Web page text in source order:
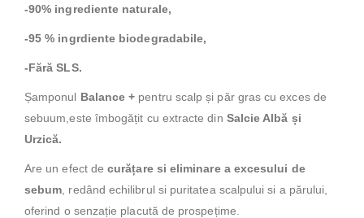
-90% ingrediente naturale,
-95 % ingrdiente biodegradabile,
-Fără SLS.
Șamponul Balance + pentru scalp și păr gras cu exces de
sebuum,este îmbogățit cu extracte din Salcie Albă și
Urzică.
Are un efect decurățare si eliminare a excesului de
sebum , redând echilibrul si puritatea scalpului si a părului,
oferind o senzație placută de prospețime.